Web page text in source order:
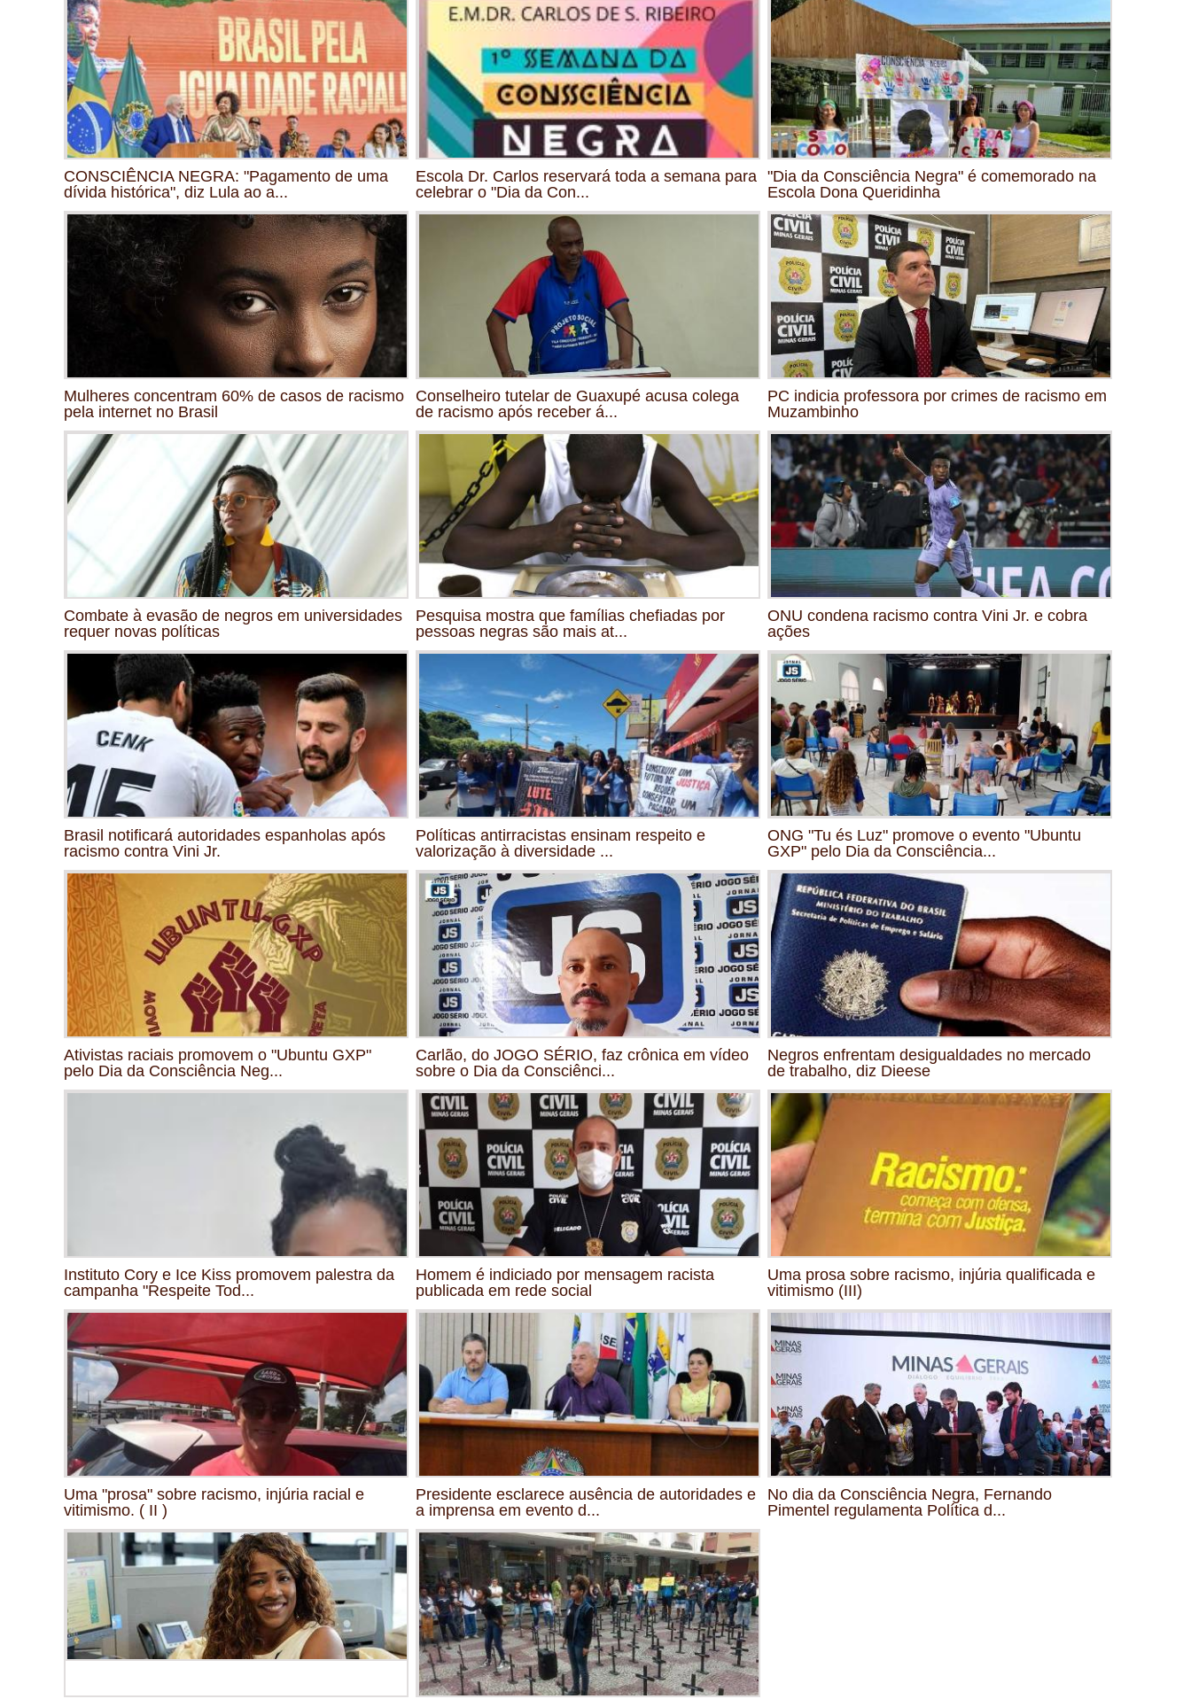
CONSCIÊNCIA NEGRA: "Pagamento de uma
dívida histórica", diz Lula ao a...
Escola Dr. Carlos reservará toda a semana para
celebrar o "Dia da Con...
"Dia da Consciência Negra" é comemorado na
Escola Dona Queridinha
Mulheres concentram 60% de casos de racismo
pela internet no Brasil
Conselheiro tutelar de Guaxupé acusa colega
de racismo após receber á...
PC indicia professora por crimes de racismo em
Muzambinho
Combate à evasão de negros em universidades
requer novas políticas
Pesquisa mostra que famílias chefiadas por
pessoas negras são mais at...
ONU condena racismo contra Vini Jr. e cobra
ações
Brasil notificará autoridades espanholas após
racismo contra Vini Jr.
Políticas antirracistas ensinam respeito e
valorização à diversidade ...
ONG "Tu és Luz" promove o evento "Ubuntu
GXP" pelo Dia da Consciência...
Ativistas raciais promovem o "Ubuntu GXP"
pelo Dia da Consciência Neg...
Carlão, do JOGO SÉRIO, faz crônica em vídeo
sobre o Dia da Consciênci...
Negros enfrentam desigualdades no mercado
de trabalho, diz Dieese
Instituto Cory e Ice Kiss promovem palestra da
campanha "Respeite Tod...
Homem é indiciado por mensagem racista
publicada em rede social
Uma prosa sobre racismo, injúria qualificada e
vitimismo (III)
Uma "prosa" sobre racismo, injúria racial e
vitimismo. ( II )
Presidente esclarece ausência de autoridades e
a imprensa em evento d...
No dia da Consciência Negra, Fernando
Pimentel regulamenta Política d...